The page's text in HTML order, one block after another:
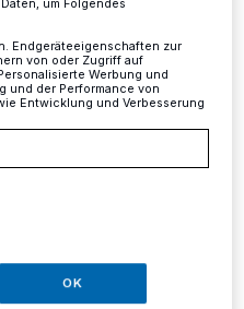
aus Düsseldorf
Hilden, direkt an der
Januar 2017 die
um Folgendes
Endgeräteeigenschaften zur
von oder Zugriff auf
Werbung und
und der Performance von
Entwicklung und Verbesserung
OK